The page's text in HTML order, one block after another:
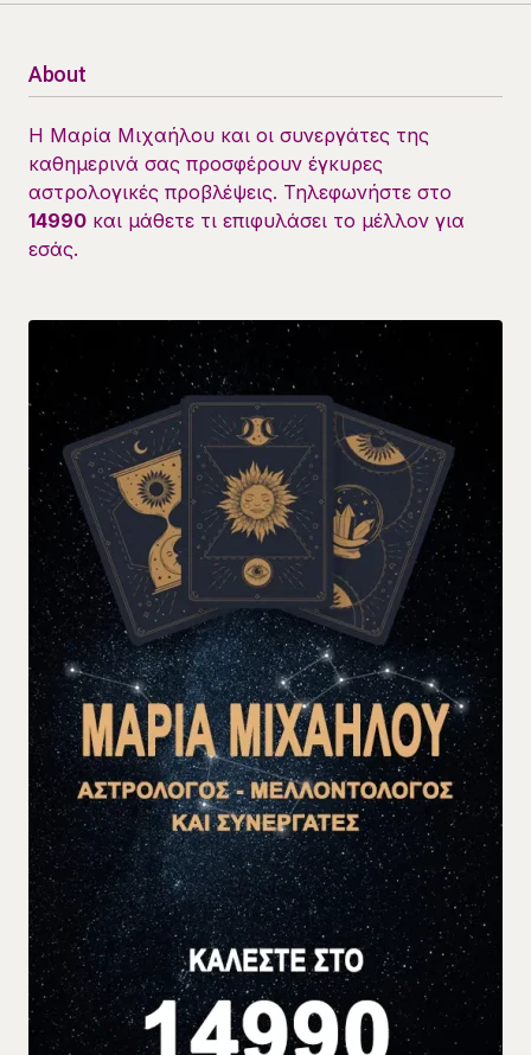
About
Η Μαρία Μιχαήλου και οι συνεργάτες της
καθημερινά σας προσφέρουν έγκυρες
αστρολογικές προβλέψεις. Τηλεφωνήστε στο
14990 και μάθετε τι επιφυλάσει το μέλλον για
εσάς.